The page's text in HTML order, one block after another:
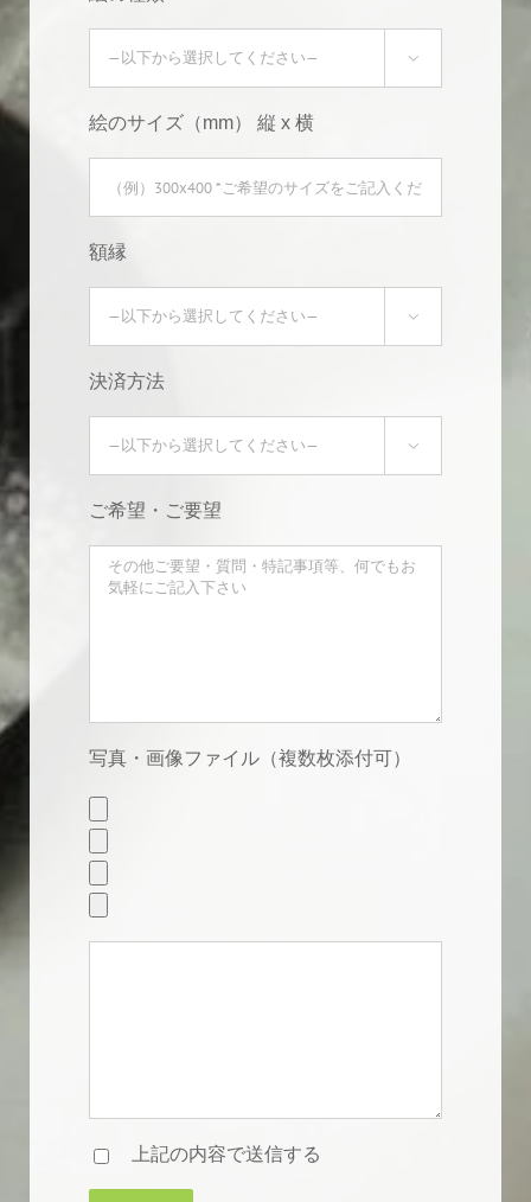

絵のサイズ（mm） 縦 x 横
額縁

決済方法

ご希望・ご要望
写真・画像ファイル（複数枚添付可）
上記の内容で送信する